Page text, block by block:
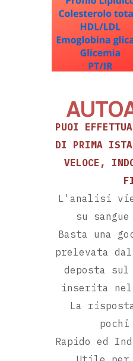
PUOI
DI PRIMA
VELOCE,
L'analisi
su
Basta una
prelevata
deposta
inserita
La
Rapido ed